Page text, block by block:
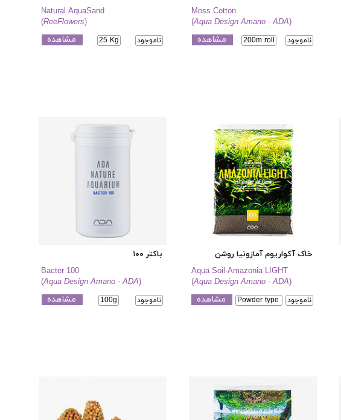
Moss Cotton
(Aqua Design Amano - ADA)
ناموجود 200m roll مشاهده
Natural AquaSand
(ReeFlowers)
ناموجود 25 Kg مشاهده
خاک آکواریوم آمازونیا روشن
Aqua Soil-Amazonia LIGHT
(Aqua Design Amano - ADA)
ناموجودPowder type - 9L مشاهده
باکتر ۱۰۰
Bacter 100
(Aqua Design Amano - ADA)
ناموجود 100g مشاهده